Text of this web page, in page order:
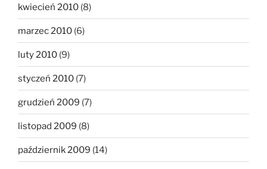
kwiecień 2010 (8)
marzec 2010 (6)
luty 2010 (9)
styczeń 2010 (7)
grudzień 2009 (7)
listopad 2009 (8)
październik 2009 (14)